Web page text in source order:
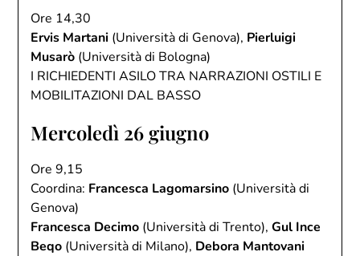
Ore 14,30
Ervis Martani (Università di Genova), Pierluigi
Musarò (Università di Bologna)
I RICHIEDENTI ASILO TRA NARRAZIONI OSTILI E
MOBILITAZIONI DAL BASSO
Mercoledì 26 giugno
Ore 9,15
Coordina: Francesca Lagomarsino (Università di
Genova)
Francesca Decimo (Università di Trento),Gul Ince
Beqo (Università di Milano), Debora Mantovani